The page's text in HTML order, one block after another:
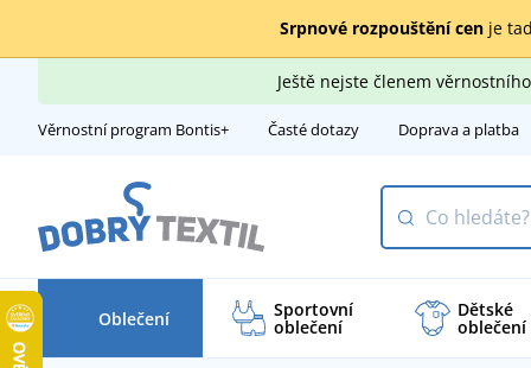
Srpnové rozpouštění cenje
Ještě nejste členem
Věrnostní program Bontis+ Časté dotazy Doprava a platba
Oblečení Sportovní
oblečení
Dětské
oblečení